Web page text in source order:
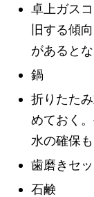
卓上ガス
旧する傾
があるとな
鍋
折りたた
めておく
水の確保も
歯磨きセッ
石鹸